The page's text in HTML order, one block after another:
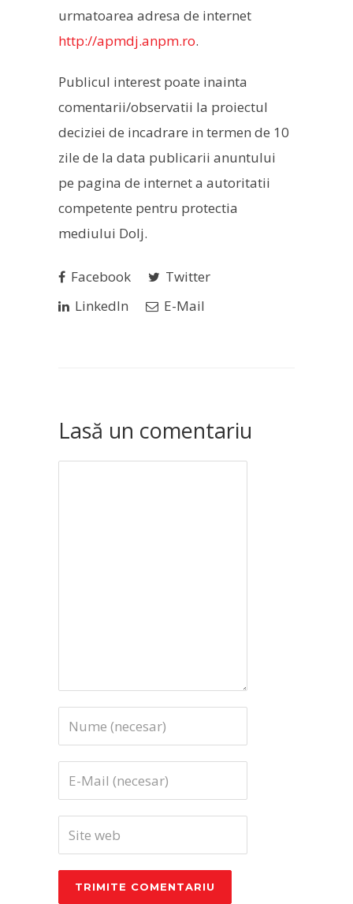
urmatoarea adresa de internet
http://apmdj.anpm.ro.
Publicul interest poate inainta
comentarii/observatii la proiectul
deciziei de incadrare in termen de 10
zile de la data publicarii anuntului
pe pagina de internet a autoritatii
competente pentru protectia
mediului Dolj.
Facebook
Twitter
LinkedIn
E-Mail
Lasă un comentariu